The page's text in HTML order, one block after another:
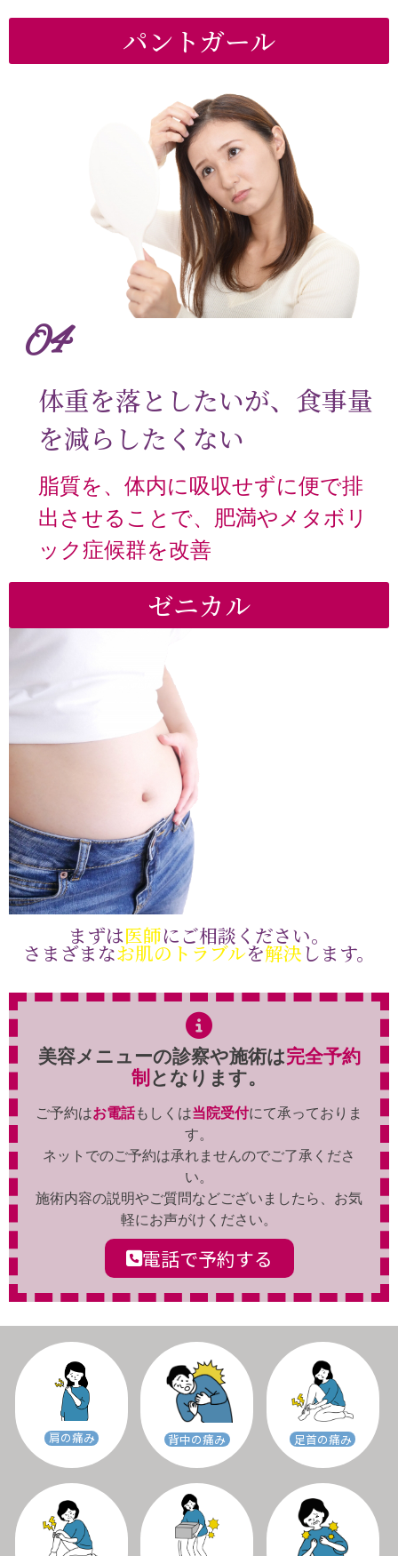
パントガール
04
体重を落としたいが、食事量
を減らしたくない
脂質を、体内に吸収せずに便で排
出させることで、肥満やメタボリ
ック症候群を改善
ゼニカル
まずは医師にご相談ください。
さまざまなお肌のトラブルを解決します。
美容メニューの診察や施術は完全予約
制 となります。
ご予約はお電話もしくは当院受付にて承っておりま
す。
ネットでのご予約は承れませんのでご了承くださ
い。
施術内容の説明やご質問などございましたら、お気
軽にお声がけください。
電話で予約する
肩の痛み 背中の痛み 足首の痛み